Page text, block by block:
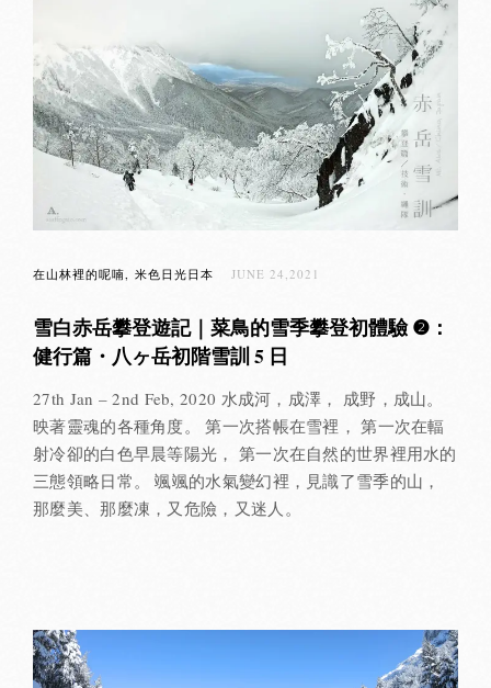
在山林裡的呢喃 米色日光日本 JUNE 24,2021
雪白赤岳攀登遊記｜菜鳥的雪季攀登初體驗 ❷：
健行篇・八ヶ岳初階雪訓 5 日
27th Jan – 2nd Feb, 2020 水成河，成澤， 成野，成山。
映著靈魂的各種角度。 第一次搭帳在雪裡， 第一次在輻
射冷卻的白色早晨等陽光， 第一次在自然的世界裡用水的
三態領略日常。 颯颯的水氣變幻裡，見識了雪季的山，
那麼美、那麼凍，又危險，又迷人。